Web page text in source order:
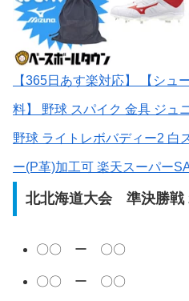
【365日あす楽対応】 【シュ
料】 野球 スパイク 金具 ジュ
野球 ライトレボバディー2 白
ー(P革)加工可 楽天スーパー
北北海道大会 準決勝
〇〇 ー 〇〇
〇〇 ー 〇〇